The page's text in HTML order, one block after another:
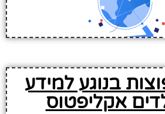
בנוגע למידע
אקליפטוס